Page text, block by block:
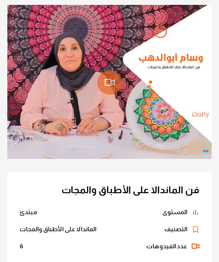
فن الماندالا على الأطباق والمجات
المستوى مبتدئ
التصنيف الماندالا على الأطباق والمجات
عدد الفيدوهات 6